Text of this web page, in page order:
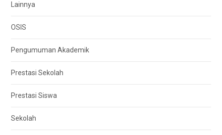
Lainnya
OSIS
Pengumuman Akademik
Prestasi Sekolah
Prestasi Siswa
Sekolah